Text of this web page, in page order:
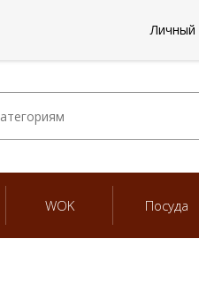
WOK Посуда
Личный